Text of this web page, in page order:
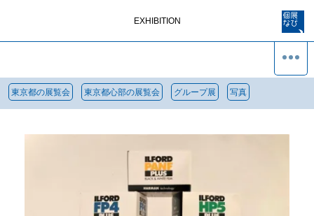
EXHIBITION
東京都の展覧会 東京都心部の展覧会 グループ展 写真